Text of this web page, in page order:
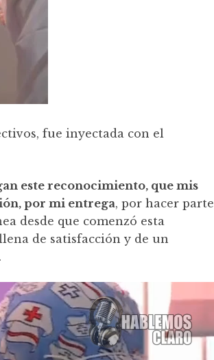
fue inyectada con el
este reconocimiento, que mis
por mi entrega, por hacer parte
desde que comenzó esta
de satisfacción y de un